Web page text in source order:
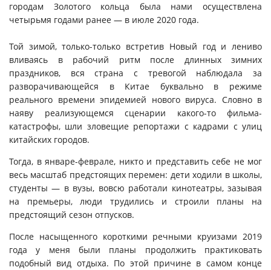
городам Золотого кольца была нами осуществлена
четырьмя годами ранее — в июле 2020 года.
Той зимой, только-только встретив Новый год и лениво
вливаясь в рабочий ритм после длинных зимних
праздников, вся страна с тревогой наблюдала за
разворачивающейся в Китае буквально в режиме
реального времени эпидемией нового вируса. Словно в
наяву реализующемся сценарии какого-то фильма-
катастрофы, шли зловещие репортажи с кадрами с улиц
китайских городов.
Тогда, в январе-феврале, никто и представить себе не мог
весь масштаб предстоящих перемен: дети ходили в школы,
студенты — в вузы, вовсю работали кинотеатры, зазывая
на премьеры, люди трудились и строили планы на
предстоящий сезон отпусков.
После насыщенного короткими речными круизами 2019
года у меня были планы продолжить практиковать
подобный вид отдыха. По этой причине в самом конце